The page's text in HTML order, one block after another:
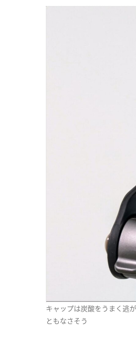
キャップは炭酸をうまく逃
ともなさそう